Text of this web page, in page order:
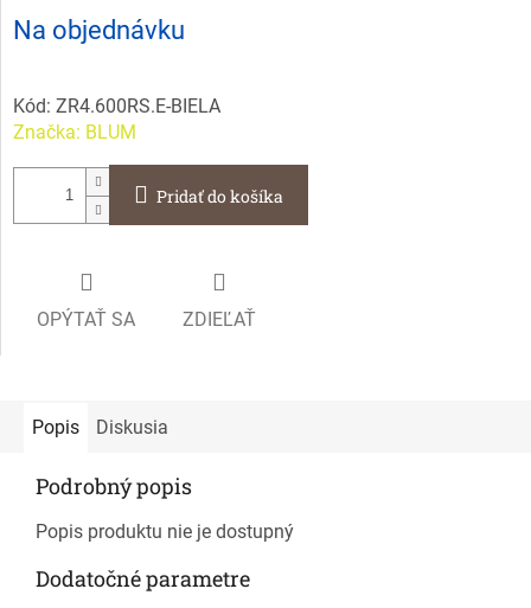
Jednotková
cena:
Na objednávku
Kód: ZR4.600RS.E-BIELA
Značka: BLUM
Pridať do košíka
OPÝTAŤ SA ZDIEĽAŤ
Popis Diskusia
Podrobný popis
Popis produktu nie je dostupný
Dodatočné parametre